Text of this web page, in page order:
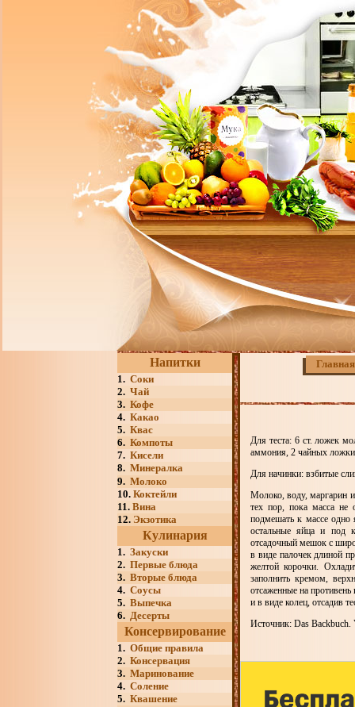
Напитки
1. Соки
2. Чай
3. Кофе
4. Какао
5. Квас
6. Компоты
7. Кисели
8. Минералка
9. Молоко
10. Коктейли
11. Вина
12. Экзотика
Кулинария
1. Закуски
2. Первые блюда
3. Вторые блюда
4. Соусы
5. Выпечка
6. Десерты
Консервирование
1. Общие правила
2. Консервация
3. Маринование
4. Соление
5. Квашение
Главная
Для теста: 6 ст. ложек
аммония, 2 чайных
Для начинки: взбитые
Молоко, воду, маргарин
тех пор, пока масса не
подмешать к массе одно
остальные яйца и под
отсадочный мешок с
в виде палочек длиной
желтой корочки.
заполнить кремом,
отсаженные на
и в виде колец, отсадив
Источник: Das Backbuch.